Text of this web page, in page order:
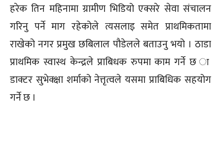
हरेक तिन महिनामा ग्रामीण भिडियो एक्सरे सेवा संचालन
गरिनु पर्ने माग रहेकोले त्यसलाइ समेत प्राथमिकतामा
राखेको नगर प्रमुख छबिलाल पौडेलले बताउनु भयो । ठाडा
प्राथमिक स्वास्थ केन्द्रले प्राबिधक रुपमा काम गर्ने छ ा
डाक्टर सुभेक्क्षा शर्माको नेत्तृत्वले यसमा प्राबिधिक सहयोग
गर्ने छ ।